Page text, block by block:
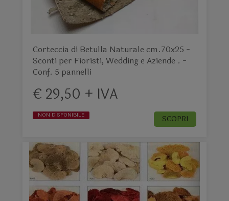
Corteccia di Betulla Naturale cm.70x25 -
Sconti per Fioristi, Wedding e Aziende . -
Conf. 5 pannelli
€ 29,50 + IVA
NON DISPONIBILE SCOPRI